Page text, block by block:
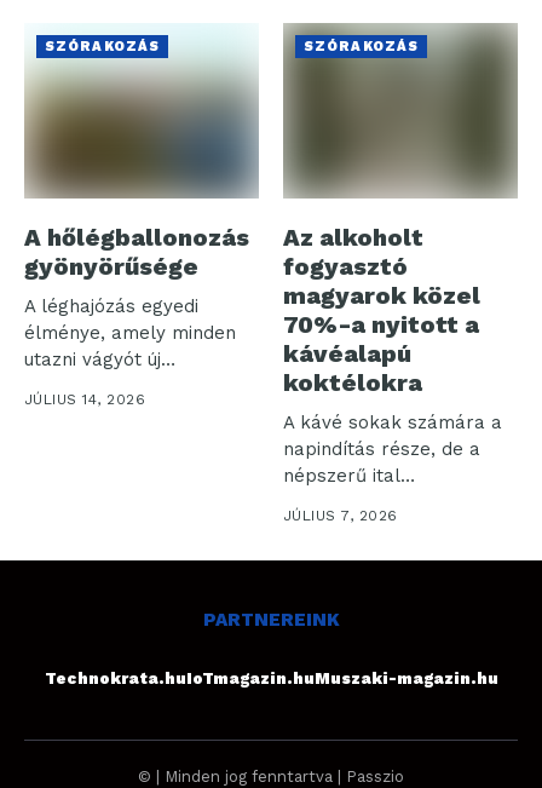
SZÓRAKOZÁS
A hőlégballonozás
gyönyörűsége
A léghajózás egyedi
élménye, amely minden
utazni vágyót új
tapasztalatokkal
gazdagít. Ebben...
JÚLIUS 14, 2026
SZÓRAKOZÁS
Az alkoholt
fogyasztó
magyarok közel
70%-a nyitott a
kávéalapú
koktélokra
A kávé sokak számára a
napindítás része, de a
népszerű ital
karakteres...
JÚLIUS 7, 2026
PARTNEREINK
Technokrata.huIoTmagazin.huMuszaki-magazin.hu
© | Minden jog fenntartva | Passzio